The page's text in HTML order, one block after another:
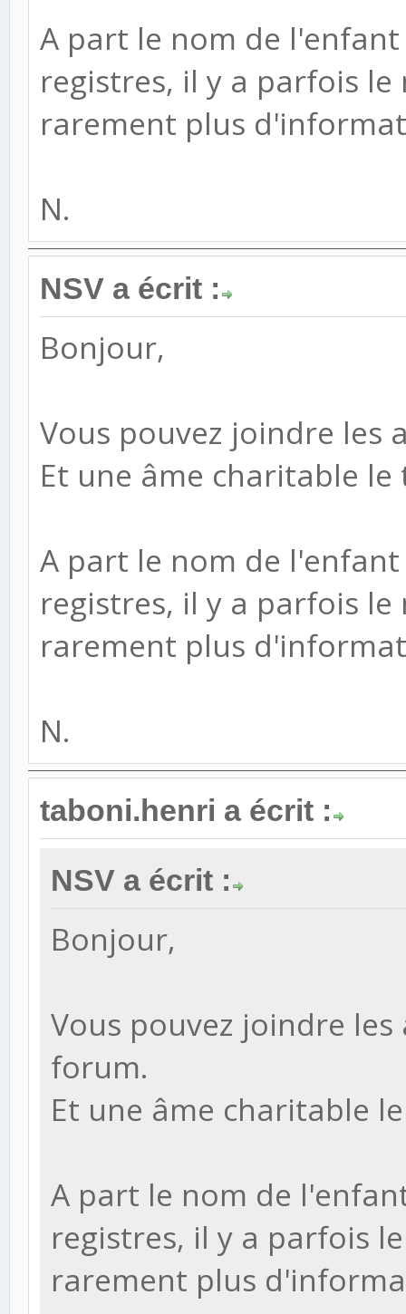
A part le nom de
registres, il y a parfois
rarement plus
N.
NSV a écrit :
Bonjour,
Vous pouvez joindre les
Et une âme charitable
A part le nom de
registres, il y a parfois
rarement plus
N.
taboni.henri a écrit :
NSV a écrit :
Bonjour,
Vous pouvez joindre
forum.
Et une âme charitable
A part le nom de
registres, il y a parfois
rarement plus